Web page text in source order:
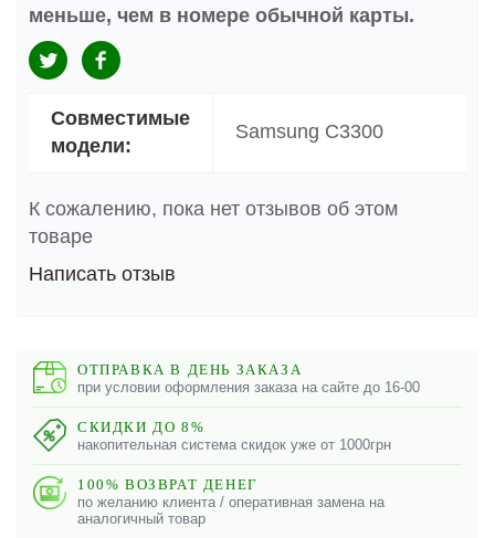
меньше, чем в номере обычной карты.
Совместимые
модели:
Samsung C3300
К сожалению, пока нет отзывов об этом
товаре
Написать отзыв
ОТПРАВКА В ДЕНЬ ЗАКАЗА
при условии оформления заказа на сайте до 16-00
СКИДКИ ДО 8%
накопительная система скидок уже от 1000грн
100% ВОЗВРАТ ДЕНЕГ
по желанию клиента / оперативная замена на
аналогичный товар